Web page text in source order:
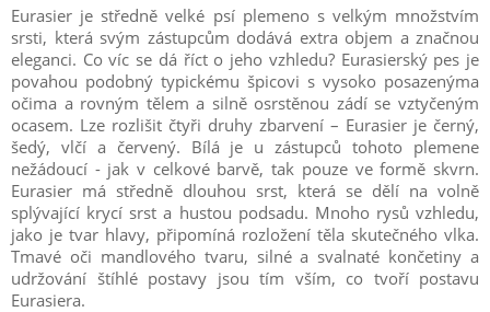
Eurasier je středně velké psí plemeno s velkým množstvím
srsti, která svým zástupcům dodává extra objem a značnou
eleganci. Co víc se dá říct o jeho vzhledu? Eurasierský pes je
povahou podobný typickému špicovi s vysoko posazenýma
očima a rovným tělem a silně osrstěnou zádí se vztyčeným
ocasem. Lze rozlišit čtyři druhy zbarvení – Eurasier je černý,
šedý, vlčí a červený. Bílá je u zástupců tohoto plemene
nežádoucí - jak v celkové barvě, tak pouze ve formě skvrn.
Eurasier má středně dlouhou srst, která se dělí na volně
splývající krycí srst a hustou podsadu. Mnoho rysů vzhledu,
jako je tvar hlavy, připomíná rozložení těla skutečného vlka.
Tmavé oči mandlového tvaru, silné a svalnaté končetiny a
udržování štíhlé postavy jsou tím vším, co tvoří postavu
Eurasiera.